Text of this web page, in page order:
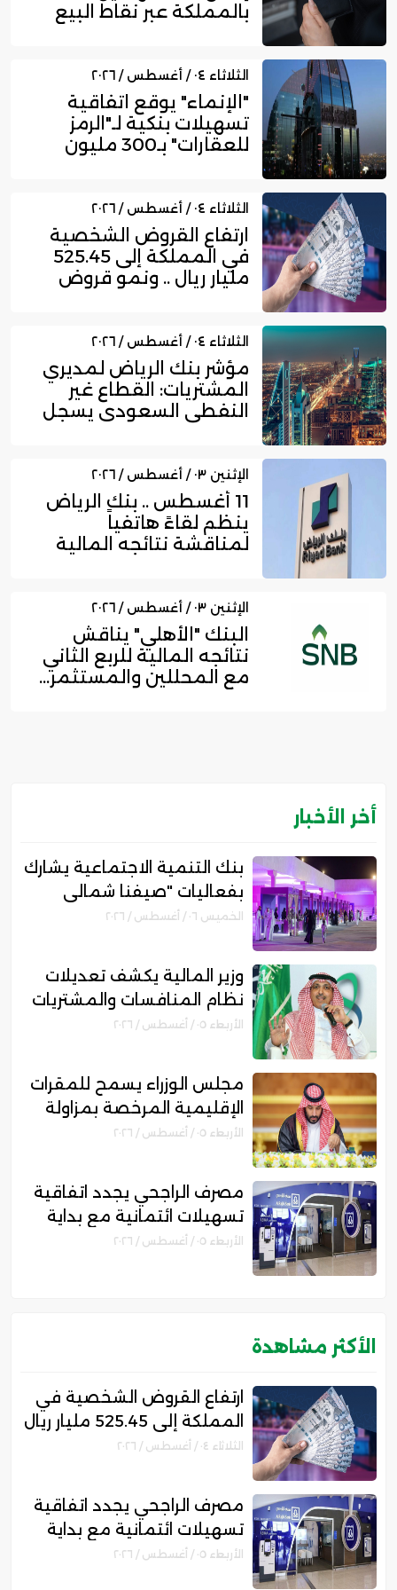
بالمملكة عبر نقاط البيع
الثلاثاء ٠٤ / أغسطس / ٢٠٢٦
"الإنماء" يوقع اتفاقية
تسهيلات بنكية لـ"الرمز
للعقارات" بـ300 مليون
الثلاثاء ٠٤ / أغسطس / ٢٠٢٦
ارتفاع القروض الشخصية
في المملكة إلى 525.45
مليار ريال .. ونمو قروض
الثلاثاء ٠٤ / أغسطس / ٢٠٢٦
مؤشر بنك الرياض لمديري
المشتريات: القطاع غير
النفطي السعودي يسجل
الإثنين ٠٣ / أغسطس / ٢٠٢٦
11 أغسطس .. بنك الرياض
ينظم لقاءً هاتفياً
لمناقشة نتائجه المالية
الإثنين ٠٣ / أغسطس / ٢٠٢٦
البنك "الأهلي" يناقش
نتائجه المالية للربع الثاني
مع المحللين والمستثمر...
أخر الأخبار
بنك التنمية الاجتماعية يشارك
بفعاليات "صيفنا شمالي
2026" لتمكين رواد الأعمالالخميس ٠٦ / أغسطس / ٢٠٢٦
وزير المالية يكشف تعديلات
نظام المنافسات والمشتريات
الحكومية الجديد
الأربعاء ٠٥ / أغسطس / ٢٠٢٦
مجلس الوزراء يسمح للمقرات
الإقليمية المرخصة بمزاولة
الأنشطة المالية عابرة الحدود
الأربعاء ٠٥ / أغسطس / ٢٠٢٦
مصرف الراجحي يجدد اتفاقية
تسهيلات ائتمانية مع بداية
الأربعاء ٠٥ / أغسطس / ٢٠٢٦
الأكثر مشاهدة
ارتفاع القروض الشخصية في
المملكة إلى 525.45 مليار ريال
.. ونمو قروض بطاقات
الثلاثاء ٠٤ / أغسطس / ٢٠٢٦
مصرف الراجحي يجدد اتفاقية
تسهيلات ائتمانية مع بداية
الأربعاء ٠٥ / أغسطس / ٢٠٢٦